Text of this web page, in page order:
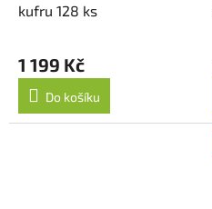
kufru 128 ks
1 199 Kč
Do košíku